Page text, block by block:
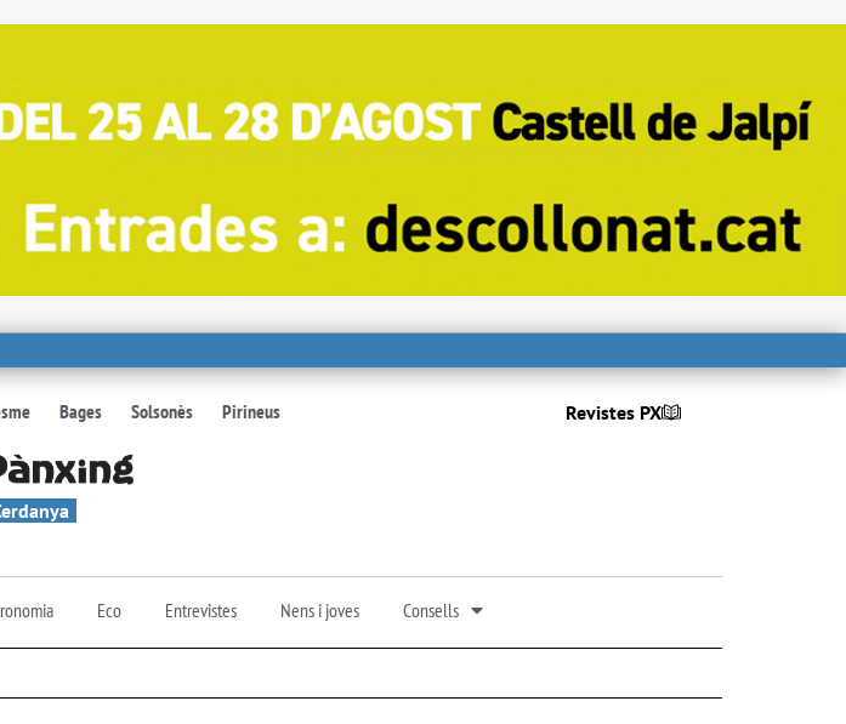
Bages Solsonès Pirineus Revistes PX
Eco Entrevistes Nens i joves Consells